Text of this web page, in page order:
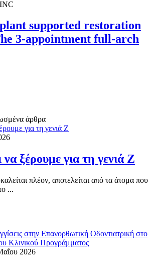
supported restoration
3-appointment full-arch
άρθρα
να ξέρουμε για τη γενιά Ζ
πλέον, αποτελείται από τα άτομα που
...
2026